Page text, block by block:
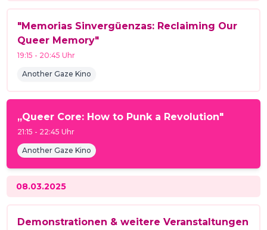
"Memorias Sinvergüenzas: Reclaiming Our
Queer Memory"
19:15 - 20:45 Uhr
Another Gaze Kino
„Queer Core: How to Punk a Revolution"
21:15 - 22:45 Uhr
Another Gaze Kino
08.03.2025
Demonstrationen & weitere Veranstaltungen